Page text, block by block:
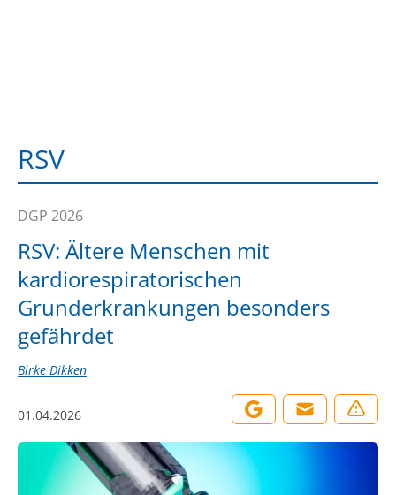
RSV
DGP 2026
RSV: Ältere Menschen mit
kardiorespiratorischen
Grunderkrankungen besonders
gefährdet
Birke Dikken
01.04.2026